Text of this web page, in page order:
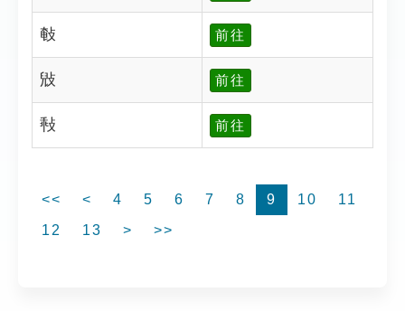
㪑 前往
㪒 前往
㪓 前往
<< < 4 5 6 7 8 9 10
11
12
13 > >>